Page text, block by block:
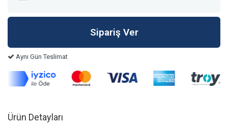
Aynı Gün Teslimat
Ürün Detayları